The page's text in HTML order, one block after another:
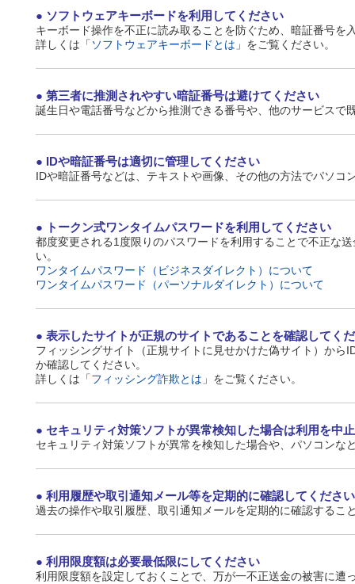
ソフトウェアキーボードを利用してください
キーボード操作を不正に読み取ることを防ぐため、暗証番号
詳しくは「 ソフトウェアキーボードとは 」をご覧ください。
第三者に推測されやすい暗証番号は避けてください
誕生日や電話番号などから推測できる番号や、他のサービス
IDや暗証番号は適切に管理してください
IDや暗証番号などは、テキストや画像、その他の方法でパソ
トークン式ワンタイムパスワードを利用してください
都度変更される1度限りのパスワードを利用することで不正な
い。
ワンタイムパスワード（ビジネスダイレクト）について
ワンタイムパスワード（パーソナルダイレクト）について
表示したサイトが正規のサイトであることを確認してく
フィッシングサイト（正規サイトに見せかけた偽サイト）か
か確認してください。
詳しくは「フィッシング詐欺とは 」をご覧ください。
セキュリティ対策ソフトが異常検知した場合は利用を中
セキュリティ対策ソフトが異常を検知した場合や、パソコン
利用履歴や取引通知メール等を定期的に確認してください
過去の操作や取引履歴、取引通知メールを定期的に確認する
利用限度額は必要最低限にしてください
利用限度額を設定しておくことで、万が一不正送金の被害に遭